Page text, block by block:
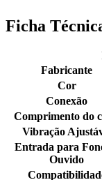
Ficha
Fabricante
Cor
Conexão
Comprimento do
Vibração
Entrada para
Ouvido